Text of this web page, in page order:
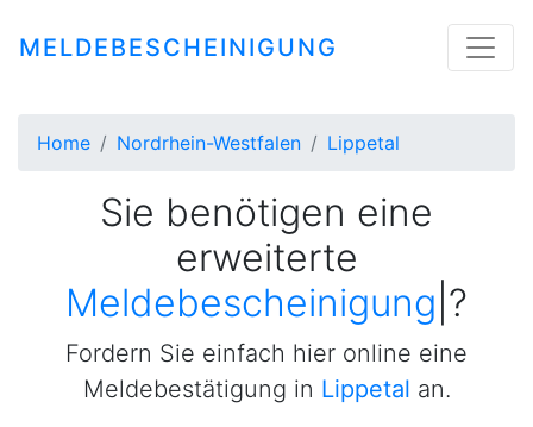
MELDEBESCHEINIGUNG
Home Nordrhein-Westfalen Lippetal
Sie benötigen eine
erweiterte
Meldebescheinigung ?
Fordern Sie einfach hier online eine
Meldebestätigung in Lippetal an.